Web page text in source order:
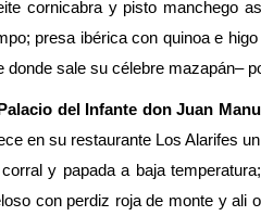
cornicabra y pisto manchego
presa ibérica con quinoa e
donde sale su célebre mazapán–
del Infante don Juan
en su restaurante Los Alarifes
y papada a baja
con perdiz roja de monte y ali